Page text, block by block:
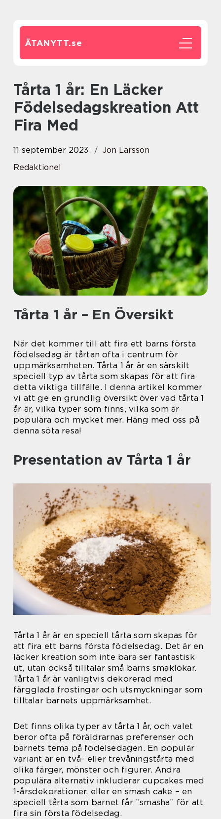
ÄTANYTT.se
Tårta 1 år: En Läcker
Födelsedagskreation Att
Fira Med
11 september 2023
Jon Larsson
Redaktionel
Tårta 1 år – En Översikt
När det kommer till att fira ett barns första
födelsedag är tårtan ofta i centrum för
uppmärksamheten. Tårta 1 år är en särskilt
speciell typ av tårta som skapas för att fira
detta viktiga tillfälle. I denna artikel kommer
vi att ge en grundlig översikt över vad tårta 1
år är, vilka typer som finns, vilka som är
populära och mycket mer. Häng med oss på
denna söta resa!
Presentation av Tårta 1 år
Tårta 1 år är en speciell tårta som skapas för
att fira ett barns första födelsedag. Det är en
läcker kreation som inte bara ser fantastisk
ut, utan också tilltalar små barns smaklökar.
Tårta 1 år är vanligtvis dekorerad med
färgglada frostingar och utsmyckningar som
tilltalar barnets uppmärksamhet.
Det finns olika typer av tårta 1 år, och valet
beror ofta på föräldrarnas preferenser och
barnets tema på födelsedagen. En populär
variant är en två- eller trevåningstårta med
olika färger, mönster och figurer. Andra
populära alternativ inkluderar cupcakes med
1-årsdekorationer, eller en smash cake – en
speciell tårta som barnet får ”smasha” för att
fira sin första födelsedag.